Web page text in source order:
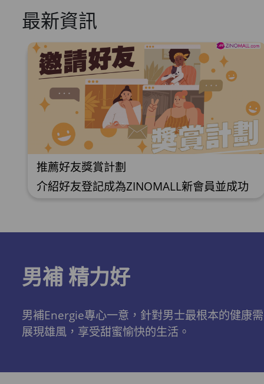
最新資訊
推薦好友獎賞計劃
介紹好友登記成為ZINOMALL新會員並成功
(紅圈位置) 2. 會員可複製好友推薦碼並透過
Whatsapp / Facebook / Email分享給自己
友，可獲得愈多Mall Dollar現金回贈。 3. 好
友
男補 精力好
男補Energie專心一意，針對男士最根本的健康
展現雄風，享受甜蜜愉快的生活。